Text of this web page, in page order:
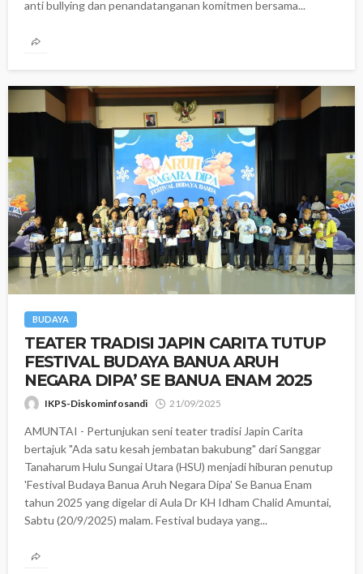
anti bullying dan penandatanganan komitmen bersama...
BUDAYA
TEATER TRADISI JAPIN CARITA TUTUP
FESTIVAL BUDAYA BANUA ARUH
NEGARA DIPA’ SE BANUA ENAM 2025
IKPS-Diskominfosandi 21/09/2025
AMUNTAI - Pertunjukan seni teater tradisi Japin Carita
bertajuk "Ada satu kesah jembatan bakubung" dari Sanggar
Tanaharum Hulu Sungai Utara (HSU) menjadi hiburan penutup
'Festival Budaya Banua Aruh Negara Dipa' Se Banua Enam
tahun 2025 yang digelar di Aula Dr KH Idham Chalid Amuntai,
Sabtu (20/9/2025) malam. Festival budaya yang...